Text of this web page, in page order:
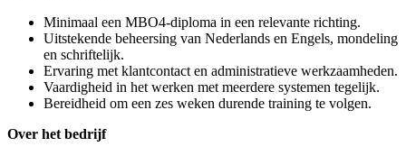
Minimaal een MBO4-diploma in een relevante richting.
Uitstekende beheersing van Nederlands en Engels, mondeling
en schriftelijk.
Ervaring met klantcontact en administratieve werkzaamheden.
Vaardigheid in het werken met meerdere systemen tegelijk.
Bereidheid om een zes weken durende training te volgen.
Over het bedrijf